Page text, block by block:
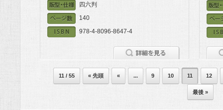
四六判
140
978-4-8096-8647-4
11 / 55 « 先頭 « ... 9 10 11 12
最後 »